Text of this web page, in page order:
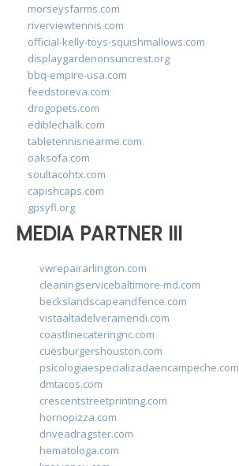
morseysfarms.com
riverviewtennis.com
official-kelly-toys-squishmallows.com
displaygardenonsuncrest.org
bbq-empire-usa.com
feedstoreva.com
drogopets.com
ediblechalk.com
tabletennisnearme.com
oaksofa.com
soultacohtx.com
capishcaps.com
gpsyfl.org
MEDIA PARTNER III
vwrepairarlington.com
cleaningservicebaltimore-md.com
beckslandscapeandfence.com
vistaaltadelveramendi.com
coastlinecateringnc.com
cuesburgershouston.com
psicologiaespecializadaencampeche.com
dmtacos.com
crescentstreetprinting.com
hornopizza.com
driveadragster.com
hematologa.com